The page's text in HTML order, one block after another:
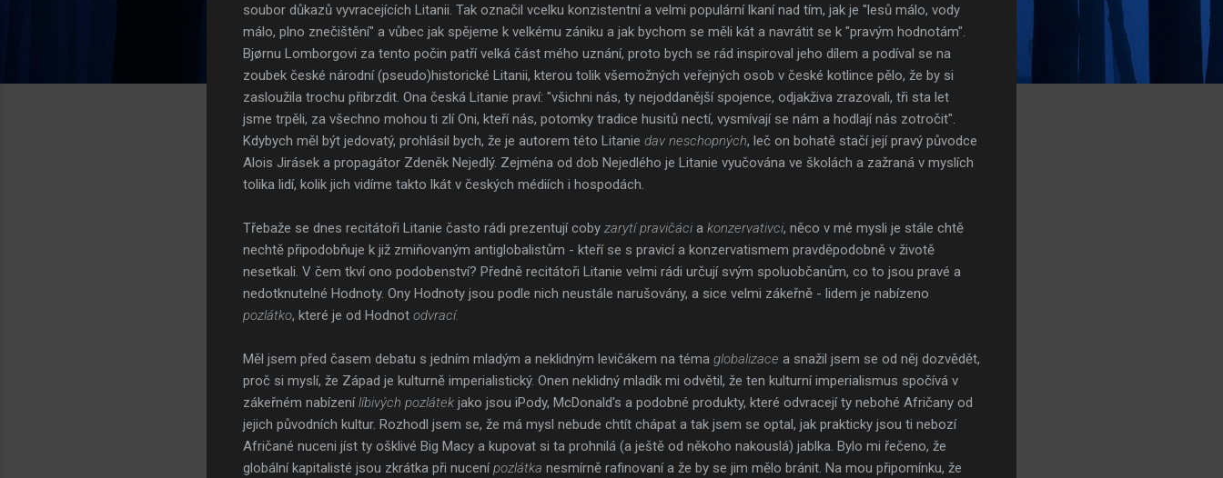
soubor důkazů vyvracejících Litanii. Tak označil vcelku konzistentní a velmi populární lkaní nad tím, jak je "lesů málo, vody
málo, plno znečištění" a vůbec jak spějeme k velkému zániku a jak bychom se měli kát a navrátit se k "pravým hodnotám".
Bjørnu Lomborgovi za tento počin patří velká část mého uznání, proto bych se rád inspiroval jeho dílem a podíval se na
zoubek české národní (pseudo)historické Litanii, kterou tolik všemožných veřejných osob v české kotlince pělo, že by si
zasloužila trochu přibrzdit. Ona česká Litanie praví: "všichni nás, ty nejoddanější spojence, odjakživa zrazovali, tři sta let
jsme trpěli, za všechno mohou ti zlí Oni, kteří nás, potomky tradice husitů nectí, vysmívají se nám a hodlají nás zotročit".
Kdybych měl být jedovatý, prohlásil bych, že je autorem této Litanie dav neschopných, leč on bohatě stačí její pravý původce
Alois Jirásek a propagátor Zdeněk Nejedlý. Zejména od dob Nejedlého je Litanie vyučována ve školách a zažraná v myslích
tolika lidí, kolik jich vidíme takto lkát v českých médiích i hospodách.
Třebaže se dnes recitátoři Litanie často rádi prezentují coby zarytí pravičáci a konzervativci, něco v mé mysli je stále chtě
nechtě připodobňuje k již zmiňovaným antiglobalistům - kteří se s pravicí a konzervatismem pravděpodobně v životě
nesetkali. V čem tkví ono podobenství? Předně recitátoři Litanie velmi rádi určují svým spoluobčanům, co to jsou pravé a
nedotknutelné Hodnoty. Ony Hodnoty jsou podle nich neustále narušovány, a sice velmi zákeřně - lidem je nabízeno
pozlátko, které je od Hodnot odvrací.
Měl jsem před časem debatu s jedním mladým a neklidným levičákem na téma globalizace a snažil jsem se od něj dozvědět,
proč si myslí, že Západ je kulturně imperialistický. Onen neklidný mladík mi odvětil, že ten kulturní imperialismus spočívá v
zákeřném nabízenílíbivých pozlátek jako jsou iPody, McDonald's a podobné produkty, které odvracejí ty nebohé Afričany od
jejich původních kultur. Rozhodl jsem se, že má mysl nebude chtít chápat a tak jsem se optal, jak prakticky jsou ti nebozí
Afričané nuceni jíst ty ošklivé Big Macy a kupovat si ta prohnilá (a ještě od někoho nakouslá) jablka. Bylo mi řečeno, že
globální kapitalisté jsou zkrátka při nucenípozlátka nesmírně rafinovaní a že by se jim mělo bránit. Na mou připomínku, že